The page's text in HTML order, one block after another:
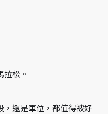
拉松。
，還是車位，都值得被好